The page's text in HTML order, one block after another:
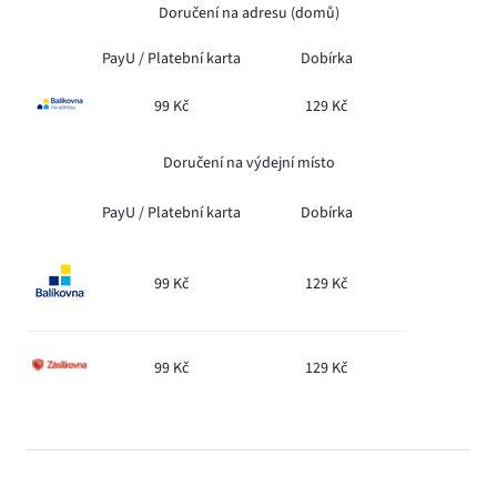
Doručení na adresu (domů)
PayU / Platební karta Dobírka
99 Kč 129 Kč
Doručení na výdejní místo
PayU / Platební karta Dobírka
99 Kč 129 Kč
99 Kč 129 Kč